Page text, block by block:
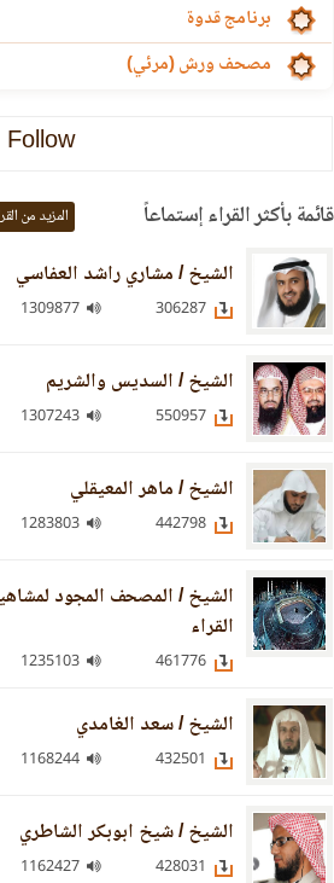
برنامج قدوة
مصحف ورش (مرئي)
Follow
قائمة بأكثر القراء إستماعاً المزيد من
الشيخ / مشاري راشد العفاسي
الشيخ / السديس والشريم
الشيخ / ماهر المعيقلي
الشيخ / المصحف المجود
القراء
الشيخ / سعد الغامدي
الشيخ / شيخ ابوبكر الشاطري